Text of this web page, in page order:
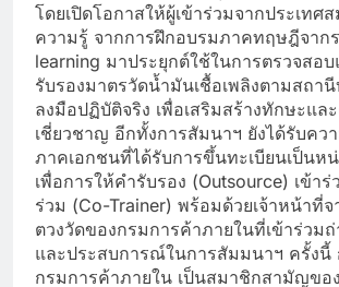
โดยเปิดโอกาสให้ผู้เข้าร่วมจากประเทศ
ความรู้ จากการฝึกอบรมภาคทฤษฎีจาก
learning มาประยุกต์ใช้ในการตรวจสอ
รับรองมาตรวัดน้ำมันเชื้อเพลิงตามสถา
ลงมือปฏิบัติจริง เพื่อเสริมสร้างทักษะแล
เชี่ยวชาญ อีกทั้งการสัมนาฯ ยังได้รับคว
ภาคเอกชนที่ได้รับการขึ้นทะเบียนเป็นห
เพื่อการให้คำรับรอง (Outsource) เข้าร่
ร่วม (Co-Trainer) พร้อมด้วยเจ้าหน้าที่
ตวงวัดของกรมการค้าภายในที่เข้าร่วม
และประสบการณ์ในการสัมมนาฯ ครั้งนี้
กรมการค้าภายใน เป็นสมาชิกสามัญขอ